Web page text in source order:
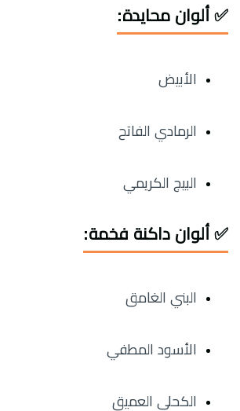
✅ ألوان محايدة:
الأبيض
الرمادي الفاتح
البيج الكريمي
✅ ألوان داكنة فخمة:
البني الغامق
الأسود المطفي
الكحلي العميق